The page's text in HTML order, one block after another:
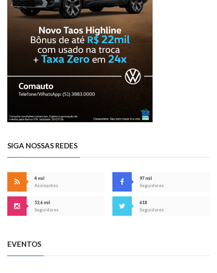
SIGA NOSSAS REDES
4 mil
Assinantes
97 mil
Seguidores
53,6 mil
Seguidores
618
Seguidores
EVENTOS